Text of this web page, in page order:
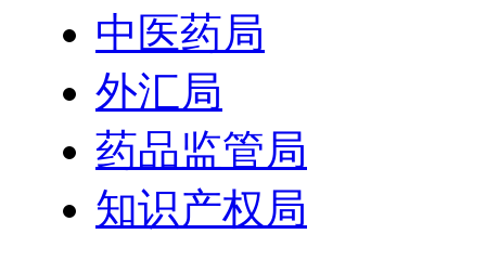
中医药局
外汇局
药品监管局
知识产权局